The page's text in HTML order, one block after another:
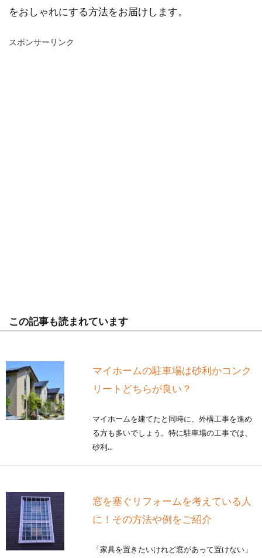
をおしゃれにする方法をお届けします。
スポンサーリンク
この記事も読まれています
マイホームの駐車場は砂利かコンク
リートどちらが良い？
マイホームを建てたと同時に、外構工事を進め
る方も多いでしょう。特に駐車場の工事では、
砂利...
窓を塞ぐリフォームを考えている人
に！その方法や例をご紹介
「家具を置きたいけれど窓があって置けない」